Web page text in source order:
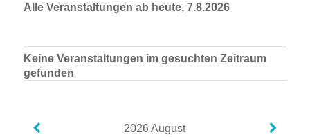
Alle Veranstaltungen ab heute, 7.8.2026
Keine Veranstaltungen im gesuchten Zeitraum
gefunden
2026 August